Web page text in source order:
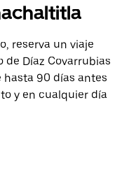
reserva un viaje
de Díaz Covarrubias
90 días antes
y en cualquier día